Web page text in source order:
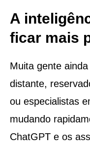
A
ficar mais
Muita gente
distante,
ou especialistas
mudando
ChatGPT e os